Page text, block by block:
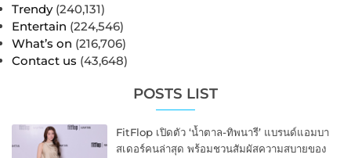
Trendy (240,131)
Entertain (224,546)
What’s on (216,706)
Contact us (43,648)
POSTS LIST
FitFlop เปิดตัว ‘น้ำตาล-ทิพนารี’ แบรนด์แอมบา
สเดอร์คนล่าสุด พร้อมชวนสัมผัสความสบายของ